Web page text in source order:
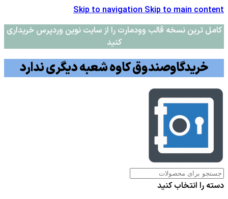
Skip to navigationSkip to main content
کامل ترین نسخه قالب وودمارت را از سایت نوین وردپرس خریداری
کنید
خریدگاوصندوق کاوه شعبه دیگری ندارد
دسته را انتخاب کنید